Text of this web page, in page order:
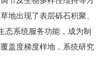
地出现了表层砾石积聚、
态系统服务功能，成为制
盖度梯度样地，系统研究